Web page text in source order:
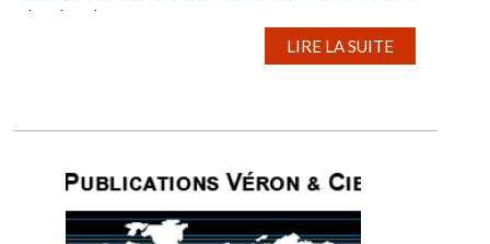
Londres, le...
LIRE LA SUITE